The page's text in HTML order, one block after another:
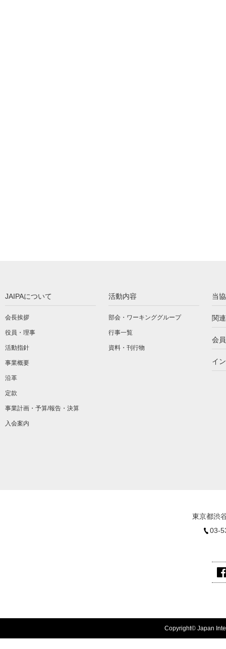
JAIPAについて
会長挨拶
役員・理事
活動指針
事業概要
沿革
定款
事業計画・予算/報告・決算
入会案内
活動内容
部会・ワーキンググループ
行事一覧
資料・刊行物
当
関
会
イ
東京都渋
03-
Copyright© Japan